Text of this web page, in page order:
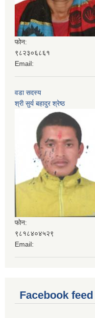
फोन:
९८२३०६८६१
Email:
वडा सदस्य
श्री सुर्य बहादुर श्रेष्ठ
फोन:
९८१८४०४५२९
Email:
Facebook feed